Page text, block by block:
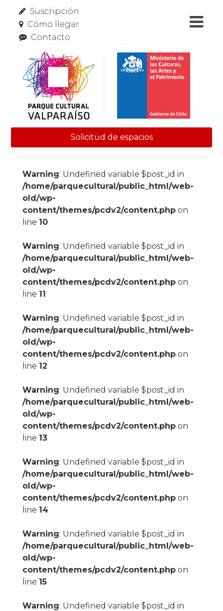
Suscripción
Cómo llegar
Contacto
Solicitud de espacios
Warning: Undefined variable $post_id in
/home/parquecultural/public_html/web-
old/wp-
content/themes/pcdv2/content.phpon
line 10
Warning: Undefined variable $post_id in
/home/parquecultural/public_html/web-
old/wp-
content/themes/pcdv2/content.phpon
line 11
Warning: Undefined variable $post_id in
/home/parquecultural/public_html/web-
old/wp-
content/themes/pcdv2/content.phpon
line 12
Warning: Undefined variable $post_id in
/home/parquecultural/public_html/web-
old/wp-
content/themes/pcdv2/content.phpon
line 13
Warning: Undefined variable $post_id in
/home/parquecultural/public_html/web-
old/wp-
content/themes/pcdv2/content.phpon
line 14
Warning: Undefined variable $post_id in
/home/parquecultural/public_html/web-
old/wp-
content/themes/pcdv2/content.phpon
line 15
Warning: Undefined variable $post_id in